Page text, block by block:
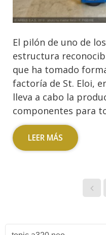
El pilón de uno de
estructura
que ha tomado
factoría de St. Eloi,
lleva a cabo la
componentes para
LEER MÁS